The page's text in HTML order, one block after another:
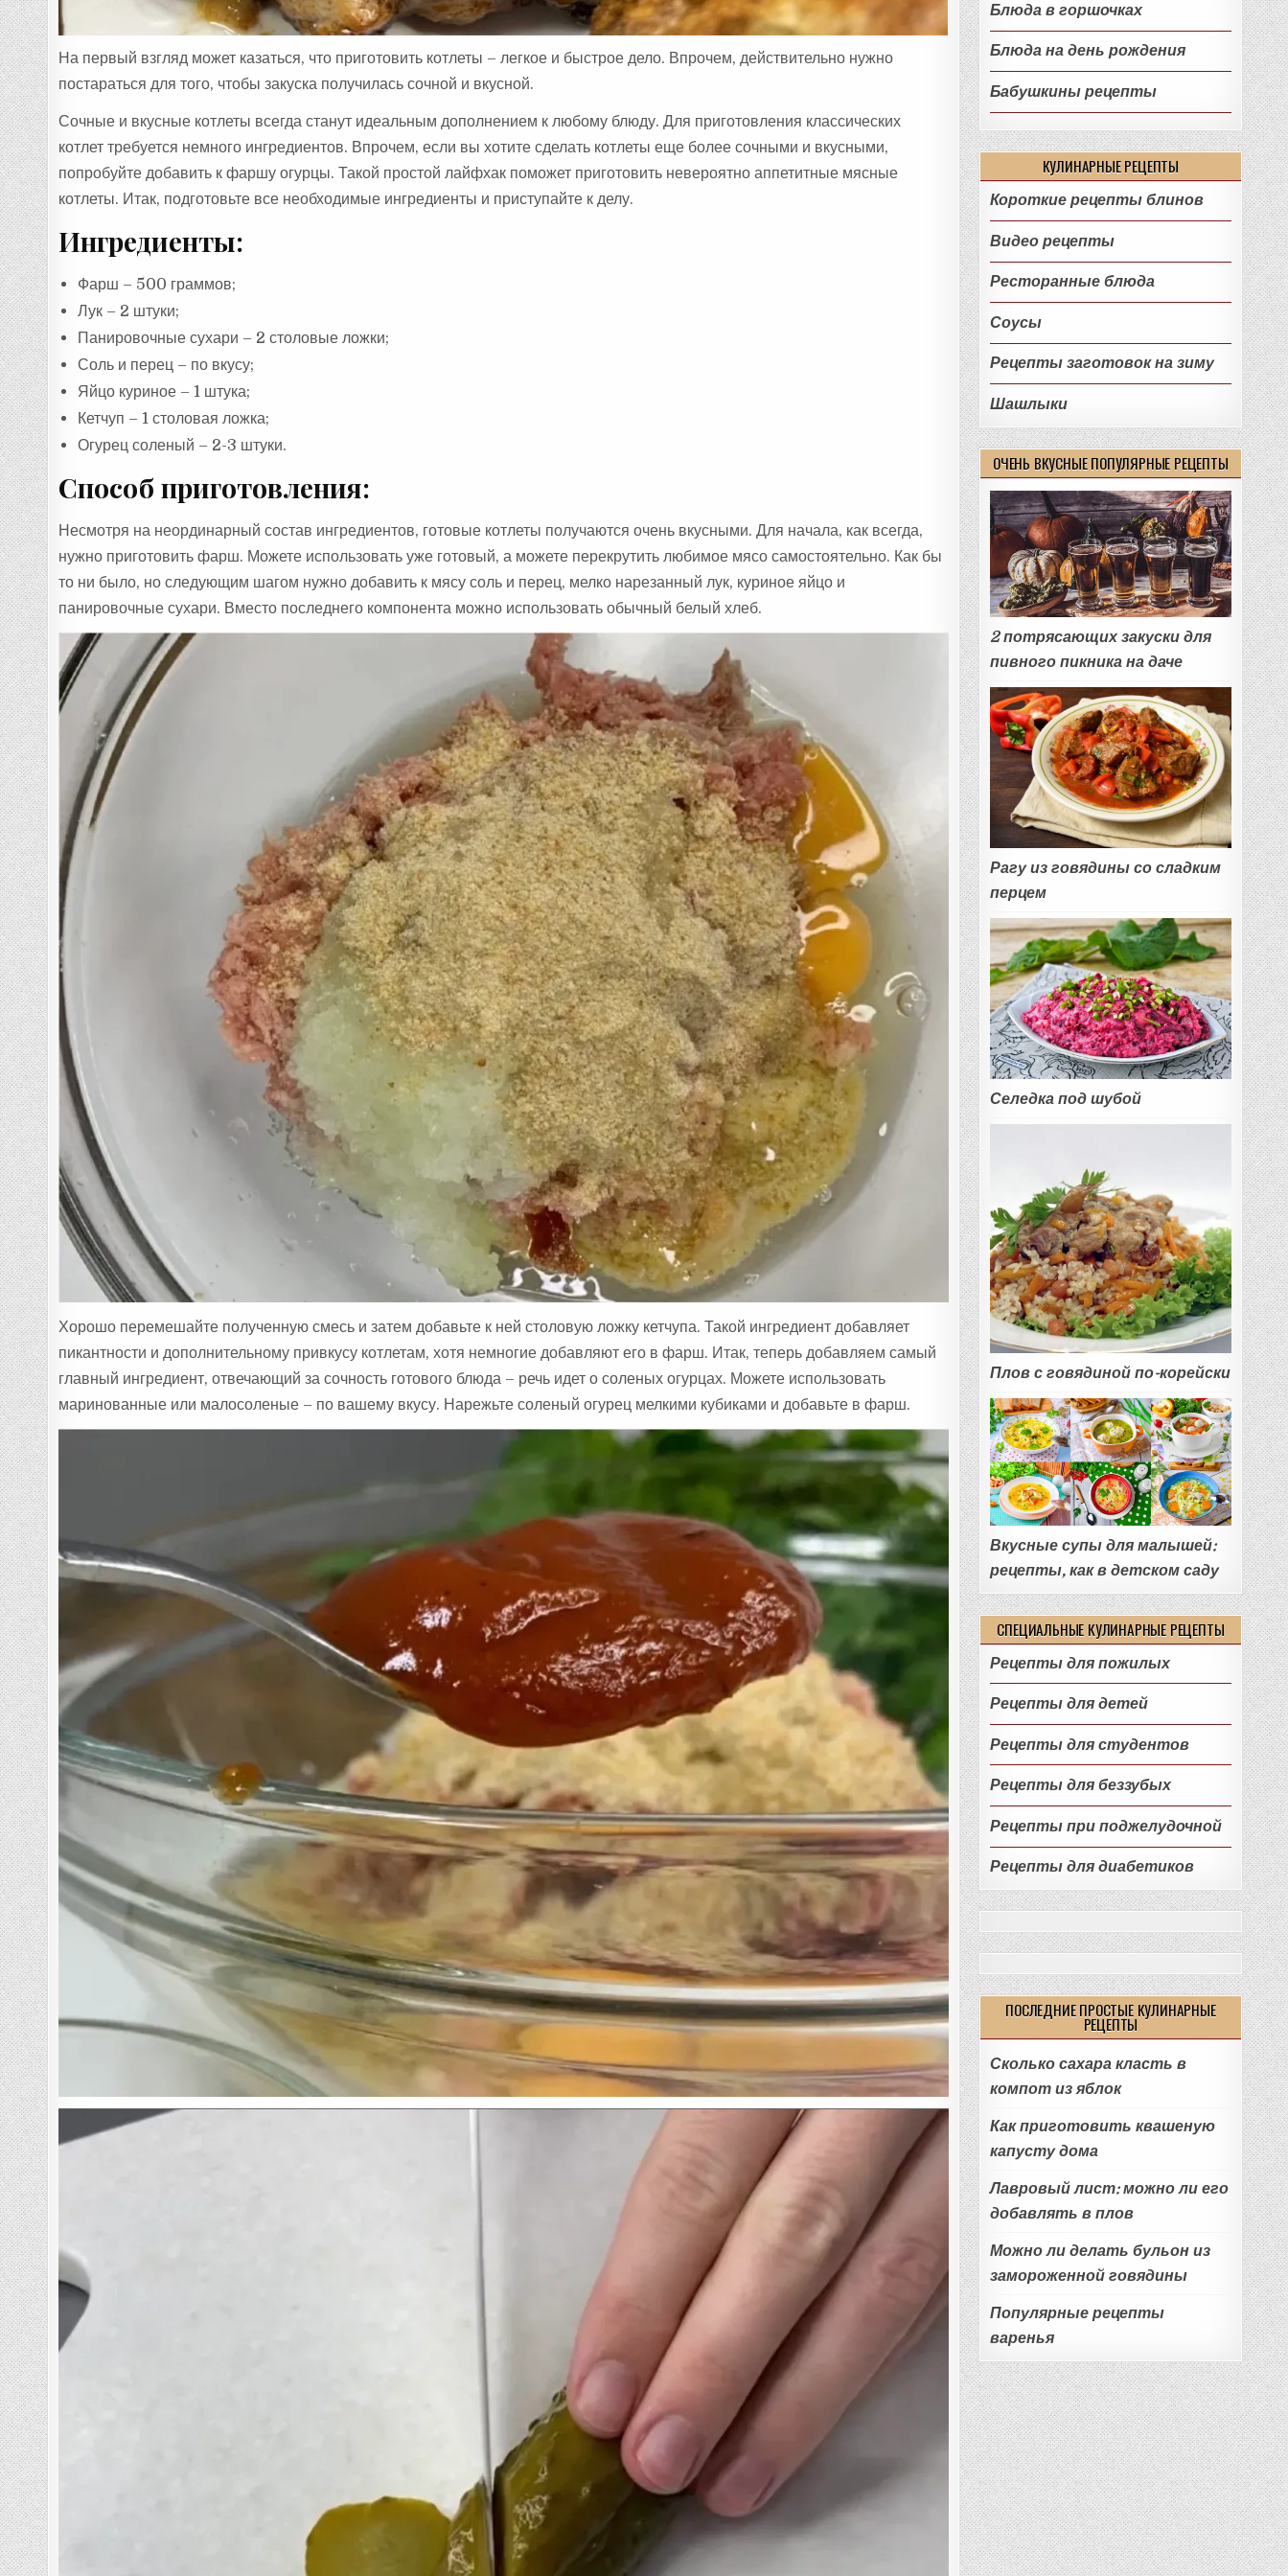
На первый взгляд может казаться, что приготовить котлеты – легкое и быстрое дело. Впрочем, действительно нужно
постараться для того, чтобы закуска получилась сочной и вкусной.
Сочные и вкусные котлеты всегда станут идеальным дополнением к любому блюду. Для приготовления классических
котлет требуется немного ингредиентов. Впрочем, если вы хотите сделать котлеты еще более сочными и вкусными,
попробуйте добавить к фаршу огурцы. Такой простой лайфхак поможет приготовить невероятно аппетитные мясные
котлеты. Итак, подготовьте все необходимые ингредиенты и приступайте к делу.
Ингредиенты:
Фарш – 500 граммов;
Лук – 2 штуки;
Панировочные сухари – 2 столовые ложки;
Соль и перец – по вкусу;
Яйцо куриное – 1 штука;
Кетчуп – 1 столовая ложка;
Огурец соленый – 2-3 штуки.
Способ приготовления:
Несмотря на неординарный состав ингредиентов, готовые котлеты получаются очень вкусными. Для начала, как всегда,
нужно приготовить фарш. Можете использовать уже готовый, а можете перекрутить любимое мясо самостоятельно. Как бы
то ни было, но следующим шагом нужно добавить к мясу соль и перец, мелко нарезанный лук, куриное яйцо и
панировочные сухари. Вместо последнего компонента можно использовать обычный белый хлеб.
Хорошо перемешайте полученную смесь и затем добавьте к ней столовую ложку кетчупа. Такой ингредиент добавляет
пикантности и дополнительному привкусу котлетам, хотя немногие добавляют его в фарш. Итак, теперь добавляем самый
главный ингредиент, отвечающий за сочность готового блюда – речь идет о соленых огурцах. Можете использовать
маринованные или малосоленые – по вашему вкусу. Нарежьте соленый огурец мелкими кубиками и добавьте в фарш.
Блюда в горшочках
Блюда на день рождения
Бабушкины рецепты
КУЛИНАРНЫЕ РЕЦЕПТЫ
Короткие рецепты блинов
Видео рецепты
Ресторанные блюда
Соусы
Рецепты заготовок на зиму
Шашлыки
ОЧЕНЬ ВКУСНЫЕ ПОПУЛЯРНЫЕ РЕЦЕПТЫ
2 потрясающих закуски для
пивного пикника на даче
Рагу из говядины со сладким
перцем
Селедка под шубой
Плов с говядиной по-корейски
Вкусные супы для малышей:
рецепты, как в детском саду
СПЕЦИАЛЬНЫЕ КУЛИНАРНЫЕ РЕЦЕПТЫ
Рецепты для пожилых
Рецепты для детей
Рецепты для студентов
Рецепты для беззубых
Рецепты при поджелудочной
Рецепты для диабетиков
ПОСЛЕДНИЕ ПРОСТЫЕ КУЛИНАРНЫЕ
РЕЦЕПТЫ
Сколько сахара класть в
компот из яблок
Как приготовить квашеную
капусту дома
Лавровый лист: можно ли его
добавлять в плов
Можно ли делать бульон из
замороженной говядины
Популярные рецепты
варенья